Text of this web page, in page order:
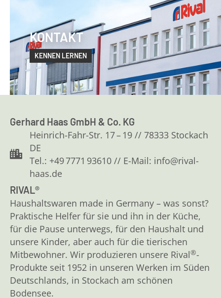
KONTAKT
KENNEN LERNEN
Gerhard Haas GmbH & Co. KG
Heinrich-Fahr-Str. 17 – 19 // 78333 Stockach
DE
Tel.: +49 7771 93610 // E-Mail: info@rival-
haas.de
RIVAL®
Haushaltswaren made in Germany – was sonst?
Praktische Helfer für sie und ihn in der Küche,
für die Pause unterwegs, für den Haushalt und
unsere Kinder, aber auch für die tierischen
Mitbewohner. Wir produzieren unsere Rival®-
Produkte seit 1952 in unseren Werken im Süden
Deutschlands, in Stockach am schönen
Bodensee.